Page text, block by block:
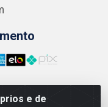
e de